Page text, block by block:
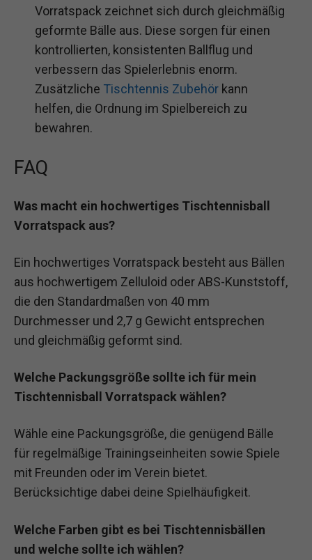
Vorratspack zeichnet sich durch gleichmäßig
geformte Bälle aus. Diese sorgen für einen
kontrollierten, konsistenten Ballflug und
verbessern das Spielerlebnis enorm.
Zusätzliche Tischtennis Zubehör kann
helfen, die Ordnung im Spielbereich zu
bewahren.
FAQ
Was macht ein hochwertiges Tischtennisball
Vorratspack aus?
Ein hochwertiges Vorratspack besteht aus Bällen
aus hochwertigem Zelluloid oder ABS-Kunststoff,
die den Standardmaßen von 40 mm
Durchmesser und 2,7 g Gewicht entsprechen
und gleichmäßig geformt sind.
Welche Packungsgröße sollte ich für mein
Tischtennisball Vorratspack wählen?
Wähle eine Packungsgröße, die genügend Bälle
für regelmäßige Trainingseinheiten sowie Spiele
mit Freunden oder im Verein bietet.
Berücksichtige dabei deine Spielhäufigkeit.
Welche Farben gibt es bei Tischtennisbällen
und welche sollte ich wählen?